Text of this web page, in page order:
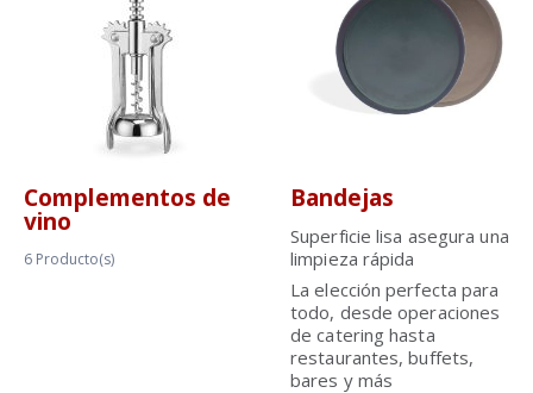
Complementos de
vino
6 Producto(s)
Bandejas
Superficie lisa asegura una
limpieza rápida
La elección perfecta para
todo, desde operaciones
de catering hasta
restaurantes, buffets,
bares y más